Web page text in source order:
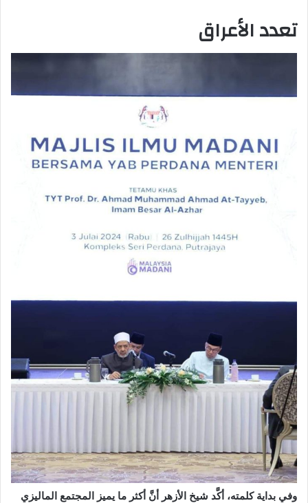
تعدد الأعراق
وفي بداية كلمته، أكَّد شيخ الأزهر أنَّ أكثر ما يميز المجتمع الماليزي